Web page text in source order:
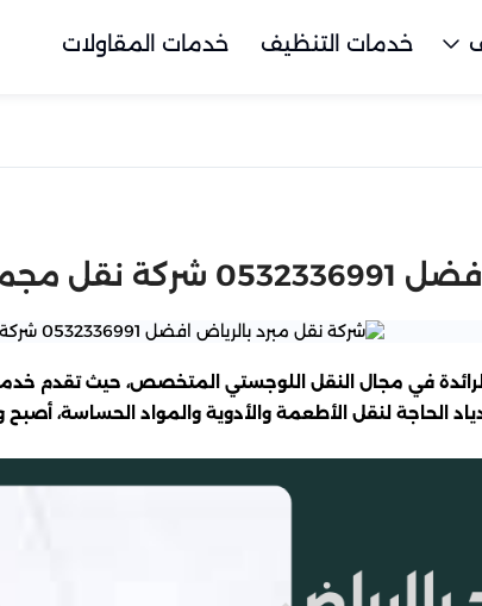
خدمات التنظيف خدمات المقاولات
في الرياض
في مجال النقل اللوجستي المتخصص، حيث تقدم
الحاجة لنقل الأطعمة والأدوية والمواد الحساسة،